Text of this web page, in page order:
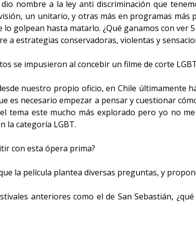
nombre a la ley anti discriminación que
un unitario, y otras más en programas más
golpean hasta matarlo. ¿Qué ganamos con ver
a estrategias conservadoras, violentas y
se impusieron al concebir un filme de corte
nuestro propio oficio, en Chile últimamente
es necesario empezar a pensar y cuestionar
tema este mucho más explorado pero yo no
la categoría LGBT.
con esta ópera prima?
la película plantea diversas preguntas, y
anteriores como el de San Sebastián,